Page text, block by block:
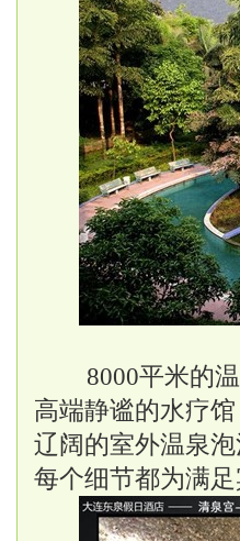
8000平米的
高端静谧的水疗
辽阔的室外温泉
每个细节都为满足